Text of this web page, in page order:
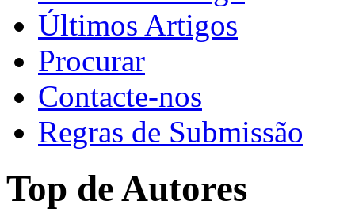
Últimos Artigos
Procurar
Contacte-nos
Regras de Submissão
Top de Autores